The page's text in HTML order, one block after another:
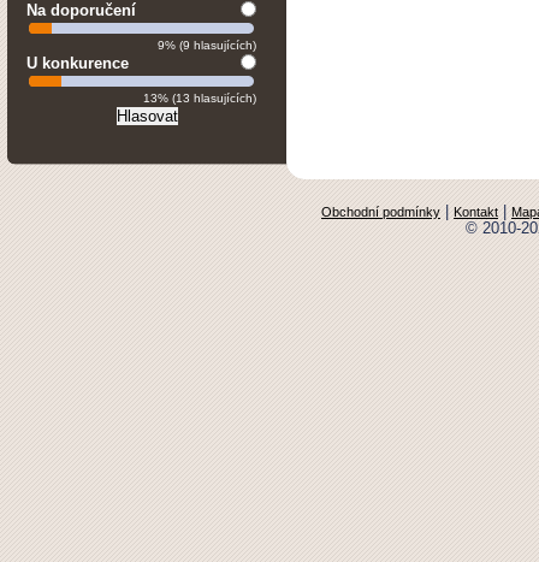
Na doporučení
9% (9 hlasujících)
U konkurence
13% (13 hlasujících)
Obchodní podmínky Kontakt
© 2010-